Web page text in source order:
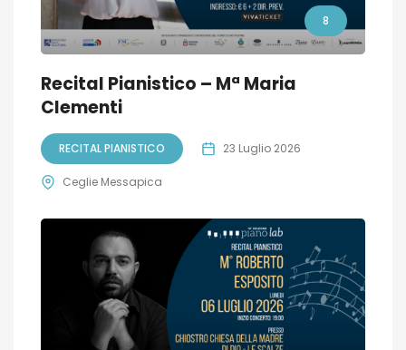
8
Recital Pianistico – Mª Maria
Clementi
RECITAL PIANISTICO 23 Luglio 2026
Ceglie Messapica